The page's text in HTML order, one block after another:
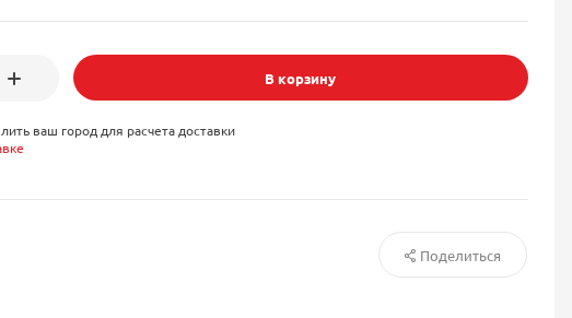
В корзину
ваш город для расчета доставки
Поделиться